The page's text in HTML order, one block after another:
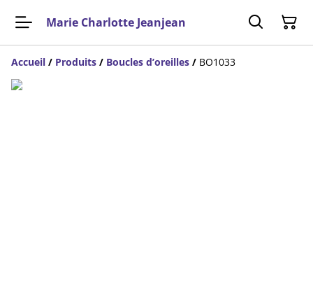
Marie Charlotte Jeanjean
Accueil / Produits / Boucles d’oreilles / BO1033